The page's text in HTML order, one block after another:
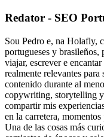
Redator - SEO
Sou Pedro e, na Holafly,
portugueses y brasileños,
viajar, escrever e
realmente relevantes
contenido durante al
copywriting, storytelling y
compartir mis
en la carretera,
Una de las cosas más